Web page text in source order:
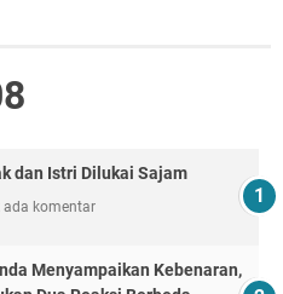
dan Istri Dilukai Sajam
ada komentar
Menyampaikan Kebenaran,